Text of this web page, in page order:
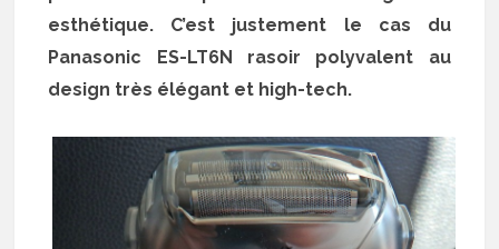
esthétique. C’est justement le cas du
Panasonic ES-LT6N rasoir polyvalent au
design très élégant et high-tech.